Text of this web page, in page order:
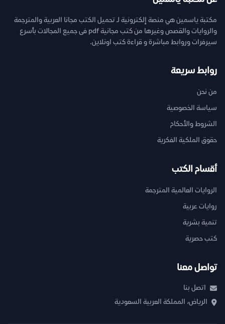
مكتبة ياسمين هي منصة إلكترونية لـ تحميل الكتب مجانا العربية والمترجمة
والروايات والقصص وغيرها من كتب مجانية pdf فى جميع المجالات بأسرع
سيرفرات وروابط مباشرة و قراءة كتب اونلاين.
روابط سريعة
من نحن
سياسة الخصوصية
الشروط والأحكام
حقوق الملكية الفكرية
أقسام الكتب
الروايات العالمية المترجمة
روايات عربية
تنمية بشرية
كتب حصرية
تواصل معنا
اتصل بنا
الرياض، المملكة العربية السعودية